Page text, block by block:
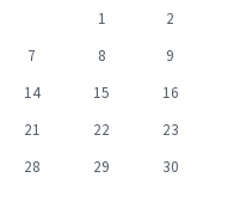
1
2
7 8
9
14 15
16
21 22
23
28 29
30